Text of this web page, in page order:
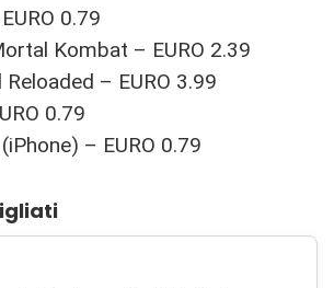
0.79
Kombat – EURO 2.39
Reloaded – EURO 3.99
0.79
– EURO 0.79